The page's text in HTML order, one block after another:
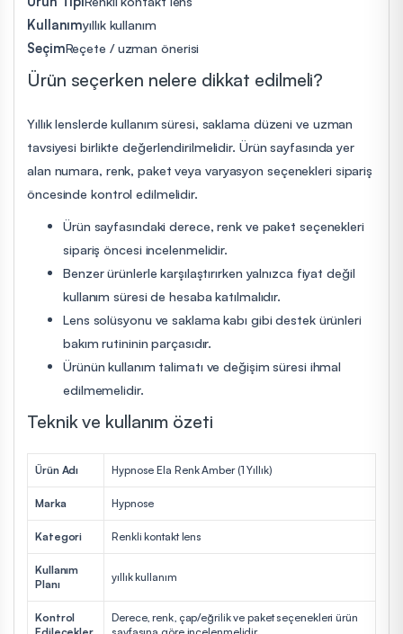
Kullanımyıllık kullanım
SeçimReçete / uzman önerisi
Ürün seçerken nelere dikkat edilmeli?
Yıllık lenslerde kullanım süresi, saklama düzeni ve uzman
tavsiyesi birlikte değerlendirilmelidir. Ürün sayfasında yer
alan numara, renk, paket veya varyasyon seçenekleri sipariş
öncesinde kontrol edilmelidir.
Ürün sayfasındaki derece, renk ve paket seçenekleri
sipariş öncesi incelenmelidir.
Benzer ürünlerle karşılaştırırken yalnızca fiyat değil
kullanım süresi de hesaba katılmalıdır.
Lens solüsyonu ve saklama kabı gibi destek ürünleri
bakım rutininin parçasıdır.
Ürünün kullanım talimatı ve değişim süresi ihmal
edilmemelidir.
Teknik ve kullanım özeti
Ürün Adı Hypnose Ela Renk Amber (1 Yıllık)
Marka Hypnose
Kategori Renkli kontakt lens
Kullanım
Planı
yıllık kullanım
Kontrol
Derece, renk, çap/eğrilik ve paket seçenekleri ürün